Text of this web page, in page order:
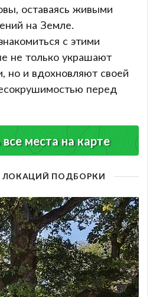
оставаясь живыми
на Земле.
с этими
не только украшают
но и вдохновляют своей
перед
места на карте
ЛОКАЦИЙ ПОДБОРКИ